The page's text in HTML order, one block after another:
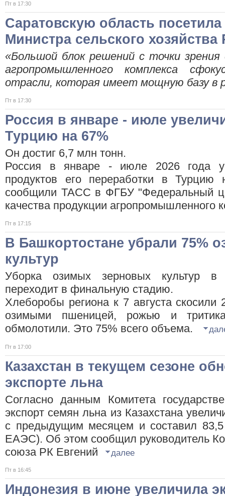
Пт в 17:30
Саратовскую область посетила
Министра сельского
«Большой блок решений с точки зрения
агропромышленного комплекса
отрасли, которая имеет мощную базу
Пт в 17:30
Россия в январе - июле
Турцию на 67%
Он достиг 6,7 млн тонн.
Россия в январе - июле 2026 года
продуктов его переработки в
сообщили ТАСС в ФГБУ "Федеральный
качества продукции
Пт в 17:15
В Башкортостане убрали 75%
культур
Уборка озимых зерновых культур в
переходит в финальную стадию.
Хлеборобы региона к 7 августа скосили
озимыми пшеницей, рожью и
обмолотили. Это 75% всего объема.
Пт в 17:00
Казахстан в текущем сезоне
экспорте льна
Согласно данным Комитета
экспорт семян льна из Казахстана
с предыдущим месяцем и составил 83,5
ЕАЭС). Об этом сообщил руководитель
союза РК Евгений
далее
Пт в 16:45
Индонезия в июне увеличила